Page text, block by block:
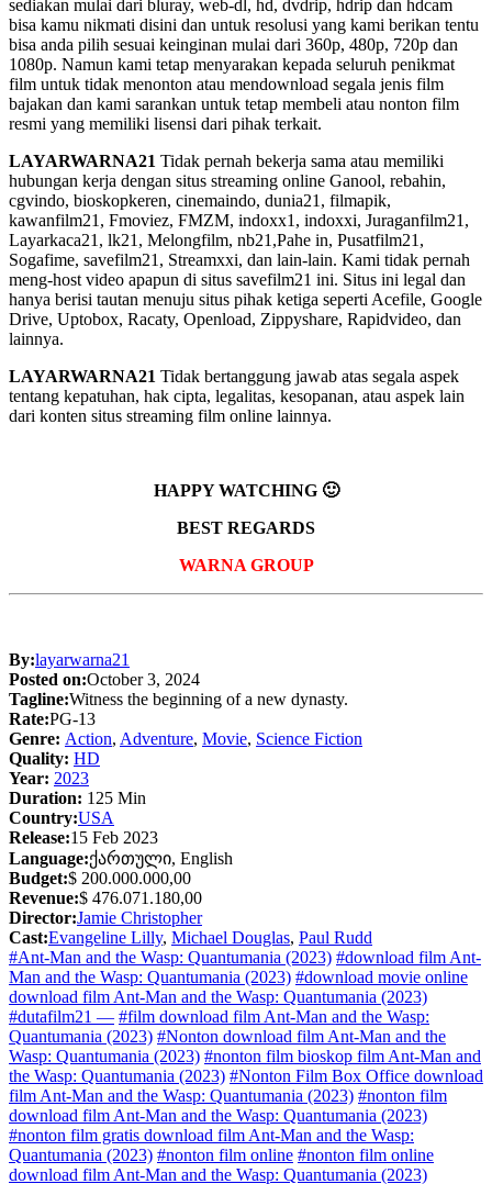
sediakan mulai dari bluray, web-dl, hd, dvdrip, hdrip dan hdcam
bisa kamu nikmati disini dan untuk resolusi yang kami berikan tentu
bisa anda pilih sesuai keinginan mulai dari 360p, 480p, 720p dan
1080p. Namun kami tetap menyarakan kepada seluruh penikmat
film untuk tidak menonton atau mendownload segala jenis film
bajakan dan kami sarankan untuk tetap membeli atau nonton film
resmi yang memiliki lisensi dari pihak terkait.
LAYARWARNA21 Tidak pernah bekerja sama atau memiliki
hubungan kerja dengan situs streaming online Ganool, rebahin,
cgvindo, bioskopkeren, cinemaindo, dunia21, filmapik,
kawanfilm21, Fmoviez, FMZM, indoxx1, indoxxi, Juraganfilm21,
Layarkaca21, lk21, Melongfilm, nb21,Pahe in, Pusatfilm21,
Sogafime, savefilm21, Streamxxi, dan lain-lain. Kami tidak pernah
meng-host video apapun di situs savefilm21 ini. Situs ini legal dan
hanya berisi tautan menuju situs pihak ketiga seperti Acefile, Google
Drive, Uptobox, Racaty, Openload, Zippyshare, Rapidvideo, dan
lainnya.
LAYARWARNA21 Tidak bertanggung jawab atas segala aspek
tentang kepatuhan, hak cipta, legalitas, kesopanan, atau aspek lain
dari konten situs streaming film online lainnya.
HAPPY WATCHING 🙂
BEST REGARDS
WARNA GROUP
By:layarwarna21
Posted on:October 3, 2024
Tagline:Witness the beginning of a new dynasty.
Rate:PG-13
Genre: Action, Adventure, Movie, Science Fiction
Quality: HD
Year: 2023
Duration: 125 Min
Country:USA
Release:15 Feb 2023
Language:ქართული, English
Budget:$ 200.000.000,00
Revenue:$ 476.071.180,00
Director:Jamie Christopher
Cast:Evangeline Lilly, Michael Douglas, Paul Rudd
#Ant-Man and the Wasp: Quantumania (2023) #download film Ant-
Man and the Wasp: Quantumania (2023) #download movie online
download film Ant-Man and the Wasp: Quantumania (2023)
#dutafilm21 — #film download film Ant-Man and the Wasp:
Quantumania (2023) #Nonton download film Ant-Man and the
Wasp: Quantumania (2023) #nonton film bioskop film Ant-Man and
the Wasp: Quantumania (2023) #Nonton Film Box Office download
film Ant-Man and the Wasp: Quantumania (2023) #nonton film
download film Ant-Man and the Wasp: Quantumania (2023)
#nonton film gratis download film Ant-Man and the Wasp:
Quantumania (2023) #nonton film online #nonton film online
download film Ant-Man and the Wasp: Quantumania (2023)